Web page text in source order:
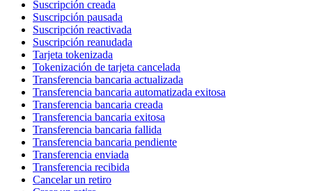
Suscripción creada
Suscripción pausada
Suscripción reactivada
Suscripción reanudada
Tarjeta tokenizada
Tokenización de tarjeta cancelada
Transferencia bancaria actualizada
Transferencia bancaria automatizada exitosa
Transferencia bancaria creada
Transferencia bancaria exitosa
Transferencia bancaria fallida
Transferencia bancaria pendiente
Transferencia enviada
Transferencia recibida
Cancelar un retiro